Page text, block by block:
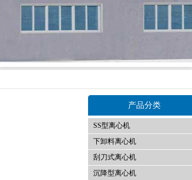
产品分类
SS型离心机
下卸料离心机
刮刀式离心机
沉降型离心机